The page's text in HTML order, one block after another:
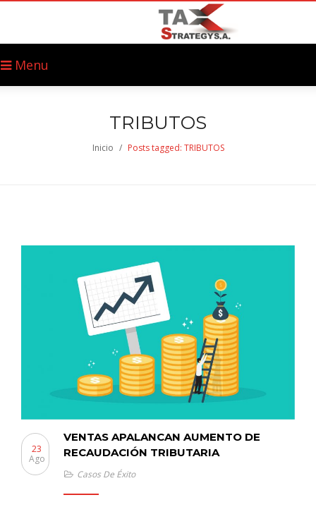
Menu
TRIBUTOS
Inicio / Posts tagged: TRIBUTOS
VENTAS APALANCAN AUMENTO DE
RECAUDACIÓN TRIBUTARIA
23
Ago
Casos De Éxito